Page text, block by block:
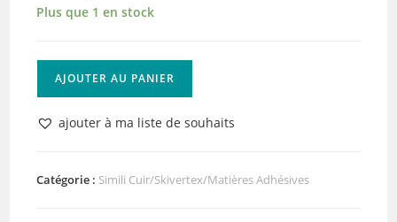
Plus que 1 en stock
Papier
Adhésif
AJOUTER AU PANIER
ajouter à ma liste de souhaits
Catégorie : Simili Cuir/Skivertex/Matières Adhésives